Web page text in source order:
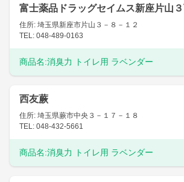
富士薬品ドラッグセイムス新座片山３
住所: 埼玉県新座市片山３－８－１２
TEL: 048-489-0163
商品名:消臭力 トイレ用 ラベンダー
西友蕨
住所: 埼玉県蕨市中央３－１７－１８
TEL: 048-432-5661
商品名:消臭力 トイレ用 ラベンダー